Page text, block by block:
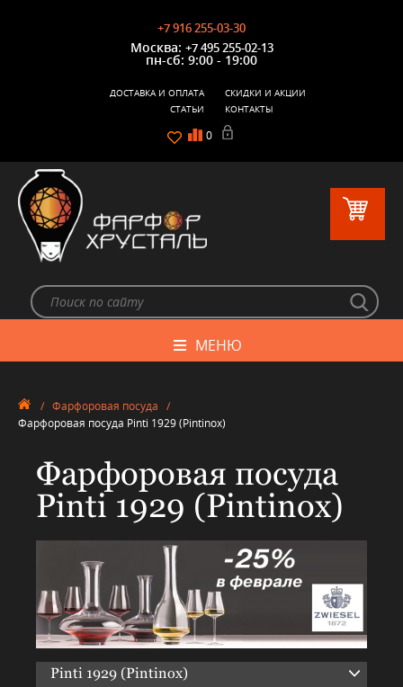
+7 916 255-03-30
Москва: +7 495 255-02-13
пн-сб: 9:00 - 19:00
0
ДОСТАВКА И ОПЛАТА
СКИДКИ И АКЦИИ
СТАТЬИ
КОНТАКТЫ
МЕНЮ
/ Фарфоровая посуда /
Фарфоровая посуда Pinti 1929 (Pintinox)
Фарфоровая посуда
Pinti 1929 (Pintinox)
Pinti 1929 (Pintinox)